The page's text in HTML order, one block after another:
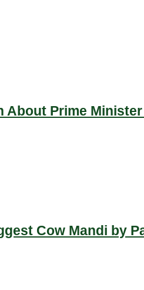
About Prime
Cow Mandi by